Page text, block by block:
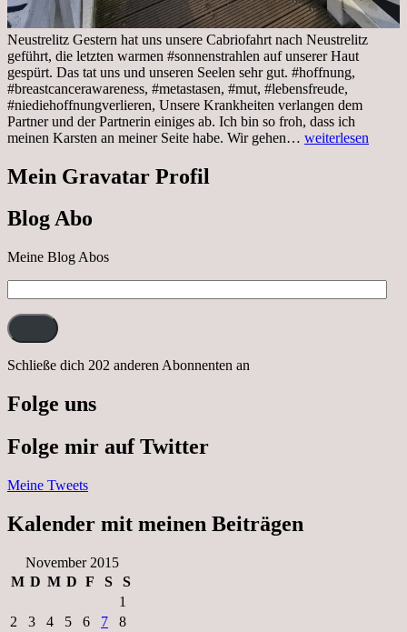
Neustrelitz Gestern hat uns unsere Cabriofahrt nach Neustrelitz
geführt, die letzten warmen #sonnenstrahlen auf unserer Haut
gespürt. Das tat uns und unseren Seelen sehr gut. #hoffnung,
#breastcancerawareness, #metastasen, #mut, #lebensfreude,
#niediehoffnungverlieren, Unsere Krankheiten verlangen dem
Partner und der Partnerin einiges ab. Ich bin so froh, dass ich
meinen Karsten an meiner Seite habe. Wir gehen… Sonnabend,
weiterlesen
Mein Gravatar Profil
Blog Abo
Meine Blog Abos
Mail-
Adresse:
Schließe dich 202 anderen Abonnenten an
Folge uns
Folge mir auf Twitter
Meine Tweets
Kalender mit meinen Beiträgen
November 2015
M D M D F S
S
1
2
3 4 5 6 7
8